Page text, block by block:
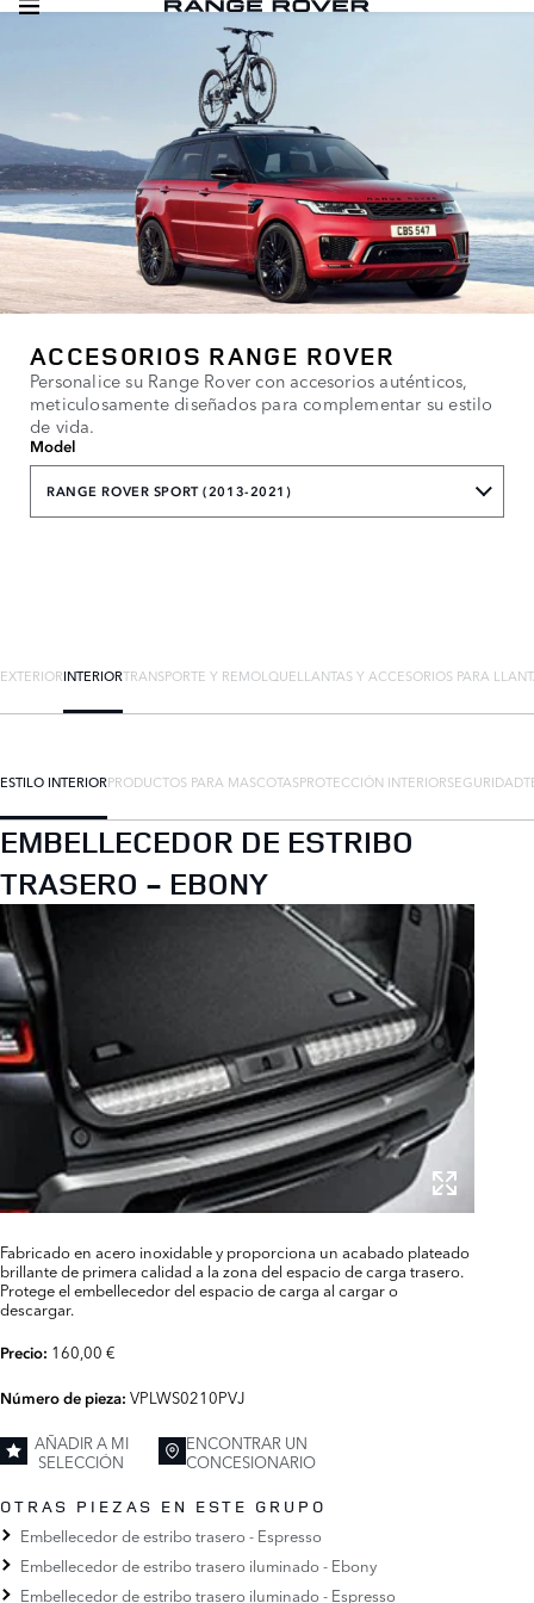
ACCESORIOS RANGE ROVER
Personalice su Range Rover con accesorios auténticos,
meticulosamente diseñados para complementar su estilo
de vida.
Model
RANGE ROVER SPORT (2013-2021)
EXTERIORINTERIORTRANSPORTE Y REMOLQUELLANTAS Y ACCESORIOS PARA
ESTILO INTERIORPRODUCTOS PARA MASCOTASPROTECCIÓN INTERIORSEGURIDAD
EMBELLECEDOR DE ESTRIBO
TRASERO - EBONY
Fabricado en acero inoxidable y proporciona un acabado plateado
brillante de primera calidad a la zona del espacio de carga trasero.
Protege el embellecedor del espacio de carga al cargar o
descargar.
Precio: 160,00 €
Número de pieza: VPLWS0210PVJ
AÑADIR A MI
SELECCIÓN
ENCONTRAR UN
CONCESIONARIO
OTRAS PIEZAS EN ESTE GRUPO
Embellecedor de estribo trasero - Espresso
Embellecedor de estribo trasero iluminado - Ebony
Embellecedor de estribo trasero iluminado - Espresso